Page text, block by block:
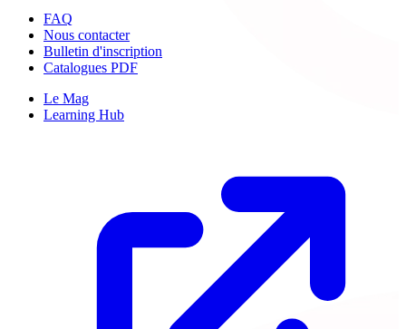
FAQ
Nous contacter
Bulletin d'inscription
Catalogues PDF
Le Mag
Learning Hub